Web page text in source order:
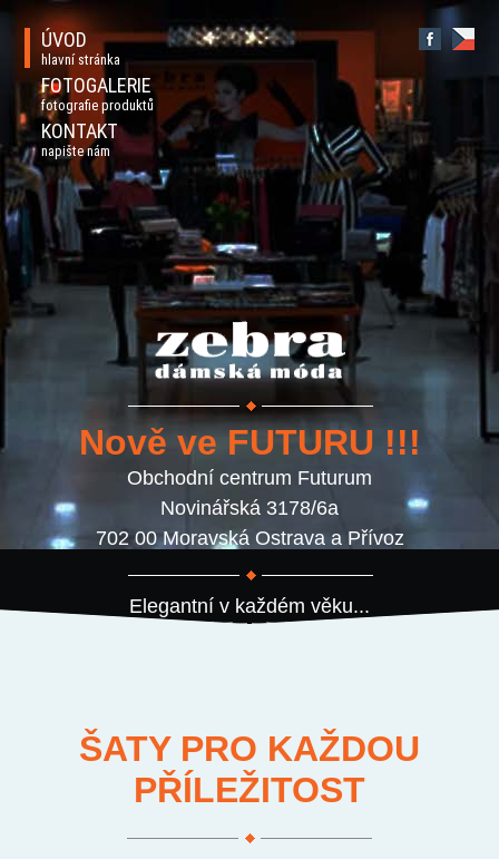
ÚVOD
hlavní stránka
FOTOGALERIE
fotografie produktů
KONTAKT
napište nám
Nově ve FUTURU !!!
Obchodní centrum Futurum
Novinářská 3178/6a
702 00 Moravská Ostrava a Přívoz
Elegantní v každém věku...
ŠATY PRO KAŽDOU
PŘÍLEŽITOST